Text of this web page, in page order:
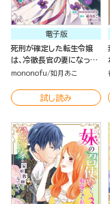
電子版
死刑が確定した転生令嬢
は、冷徹長官の妻になって
三度目の人生を謳歌しま
mononofu 如月あこ
試し読み